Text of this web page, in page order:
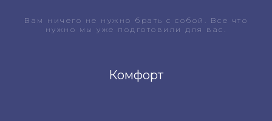
Вам ничего не нужно брать с собой. Все что
нужно мы уже подготовили для вас.
Комфорт